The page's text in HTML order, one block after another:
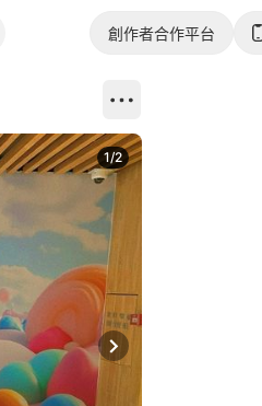
創作者合作平台
Next slide
1/2